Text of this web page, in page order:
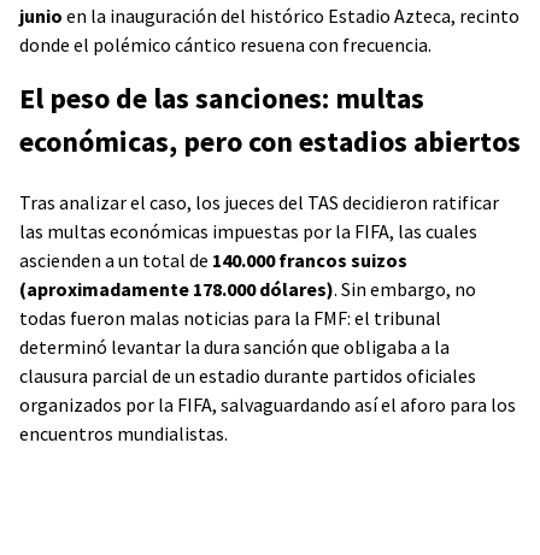
junio en la inauguración del histórico Estadio Azteca, recinto
donde el polémico cántico resuena con frecuencia.
El peso de las sanciones: multas
económicas, pero con estadios abiertos
Tras analizar el caso, los jueces del TAS decidieron ratificar
las multas económicas impuestas por la FIFA, las cuales
ascienden a un total de 140.000 francos suizos
(aproximadamente 178.000 dólares). Sin embargo, no
todas fueron malas noticias para la FMF: el tribunal
determinó levantar la dura sanción que obligaba a la
clausura parcial de un estadio durante partidos oficiales
organizados por la FIFA, salvaguardando así el aforo para los
encuentros mundialistas.